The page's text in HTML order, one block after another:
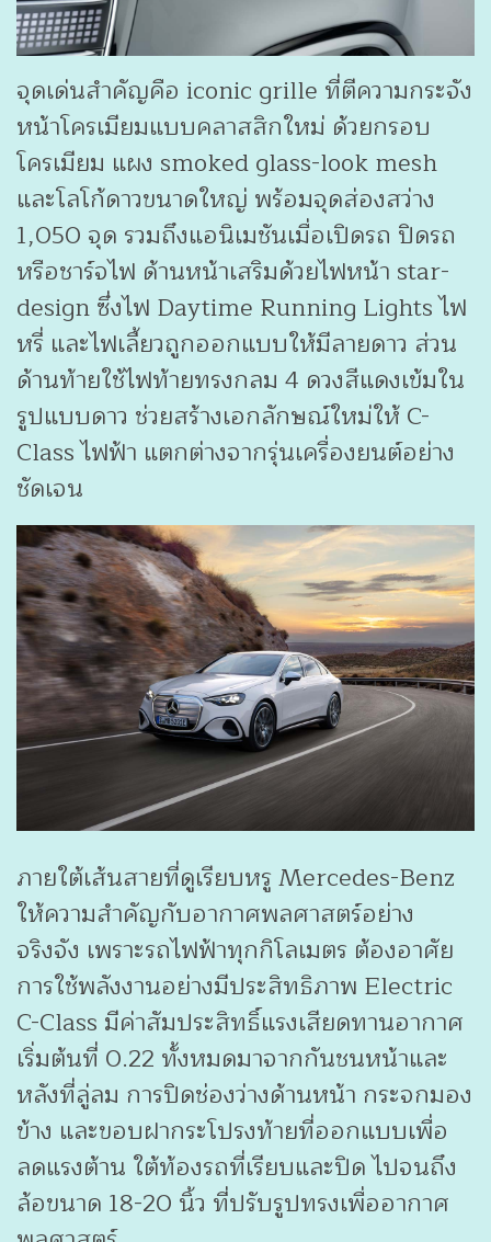
จุดเด่นสำคัญคือ iconic grille ที่ตีความกระจัง
หน้าโครเมียมแบบคลาสสิกใหม่ ด้วยกรอบ
โครเมียม แผง smoked glass-look mesh
และโลโก้ดาวขนาดใหญ่ พร้อมจุดส่องสว่าง
1,050 จุด รวมถึงแอนิเมชันเมื่อเปิดรถ ปิดรถ
หรือชาร์จไฟ ด้านหน้าเสริมด้วยไฟหน้า star-
design ซึ่งไฟ Daytime Running Lights ไฟ
หรี่ และไฟเลี้ยวถูกออกแบบให้มีลายดาว ส่วน
ด้านท้ายใช้ไฟท้ายทรงกลม 4 ดวงสีแดงเข้มใน
รูปแบบดาว ช่วยสร้างเอกลักษณ์ใหม่ให้ C-
Class ไฟฟ้า แตกต่างจากรุ่นเครื่องยนต์อย่าง
ชัดเจน
ภายใต้เส้นสายที่ดูเรียบหรู Mercedes-Benz
ให้ความสำคัญกับอากาศพลศาสตร์อย่าง
จริงจัง เพราะรถไฟฟ้าทุกกิโลเมตร ต้องอาศัย
การใช้พลังงานอย่างมีประสิทธิภาพ Electric
C-Class มีค่าสัมประสิทธิ์แรงเสียดทานอากาศ
เริ่มต้นที่ 0.22 ทั้งหมดมาจากกันชนหน้าและ
หลังที่ลู่ลม การปิดช่องว่างด้านหน้า กระจกมอง
ข้าง และขอบฝากระโปรงท้ายที่ออกแบบเพื่อ
ลดแรงต้าน ใต้ท้องรถที่เรียบและปิด ไปจนถึง
ล้อขนาด 18-20 นิ้ว ที่ปรับรูปทรงเพื่ออากาศ